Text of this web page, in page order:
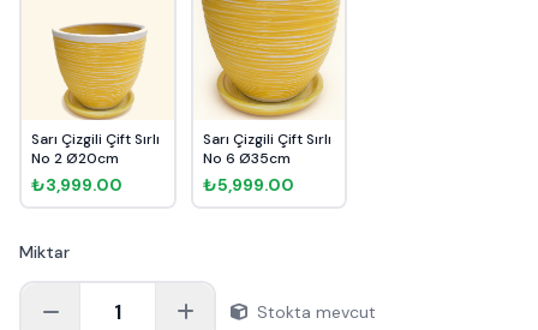
Sarı Çizgili Çift Sırlı
No 2 Ø20cm
₺3,999.00
Sarı Çizgili Çift Sırlı
No 6 Ø35cm
₺5,999.00
Miktar
1 Stokta mevcut